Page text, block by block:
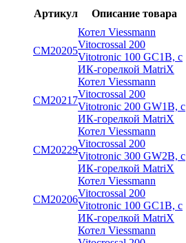
Артикул Описание товара
CM20205
Котел Viessmann
Vitocrossal 200
Vitotronic 100 GC1B, с
ИК-горелкой MatriX
CM20217
Котел Viessmann
Vitocrossal 200
Vitotronic 200 GW1B, с
ИК-горелкой MatriX
CM20229
Котел Viessmann
Vitocrossal 200
Vitotronic 300 GW2B, с
ИК-горелкой MatriX
CM20206
Котел Viessmann
Vitocrossal 200
Vitotronic 100 GC1B, с
ИК-горелкой MatriX
Котел Viessmann